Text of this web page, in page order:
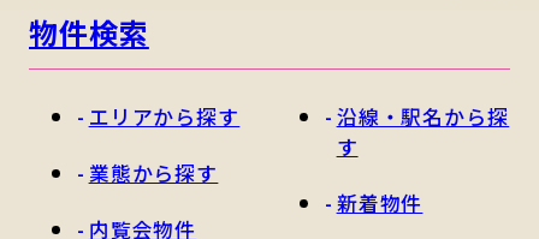
物件検索
エリアから探す
業態から探す
内覧会物件
沿線・駅名から探
す
新着物件